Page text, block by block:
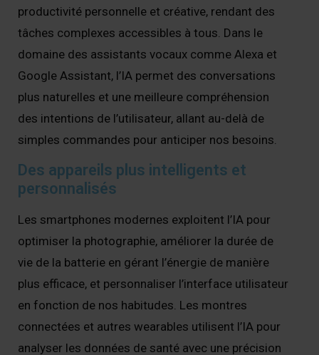
productivité personnelle et créative, rendant des
tâches complexes accessibles à tous. Dans le
domaine des assistants vocaux comme Alexa et
Google Assistant, l’IA permet des conversations
plus naturelles et une meilleure compréhension
des intentions de l’utilisateur, allant au-delà de
simples commandes pour anticiper nos besoins.
Des appareils plus intelligents et
personnalisés
Les smartphones modernes exploitent l’IA pour
optimiser la photographie, améliorer la durée de
vie de la batterie en gérant l’énergie de manière
plus efficace, et personnaliser l’interface utilisateur
en fonction de nos habitudes. Les montres
connectées et autres wearables utilisent l’IA pour
analyser les données de santé avec une précision